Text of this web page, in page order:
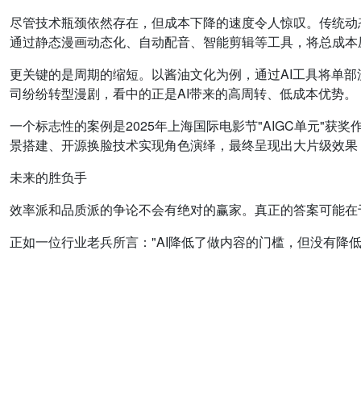
尽管技术瓶颈依然存在，但成本下降的速度令人惊叹。传统
通过静态漫画动态化、自动配音、智能剪辑等工具，将总成
更关键的是周期的缩短。以酱油文化为例，通过AI工具将单
司纷纷转型漫剧，看中的正是AI带来的高周转、低成本优势。
一个标志性的案例是2025年上海国际电影节"AIGC单元"获
景搭建、开源换脸技术实现角色演绎，最终呈现出大片级效
未来的胜负手
效率派和品质派的争论不会有绝对的赢家。真正的答案可能
正如一位行业老兵所言："AI降低了做内容的门槛，但没有降